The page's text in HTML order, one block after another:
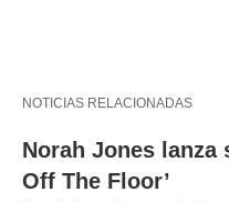
NOTICIAS RELACIONADAS
Norah Jones lanza
Off The Floor’